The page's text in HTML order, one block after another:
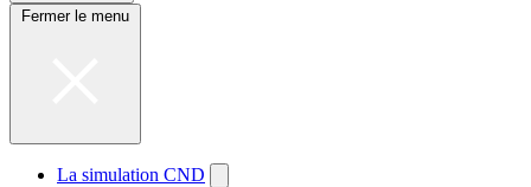
Fermer le menu
La simulation CND